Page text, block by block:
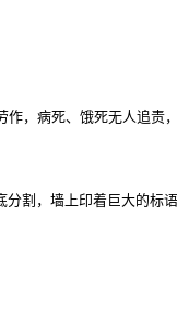
，病死、饿死无人追责
分割，墙上印着巨大的标